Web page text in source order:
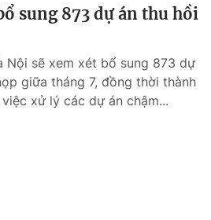
931 - 024.38 355 932
sung 873 dự án thu hồi
Nội sẽ xem xét bổ sung 873 dự
giữa tháng 7, đồng thời thành
xử lý các dự án chậm...